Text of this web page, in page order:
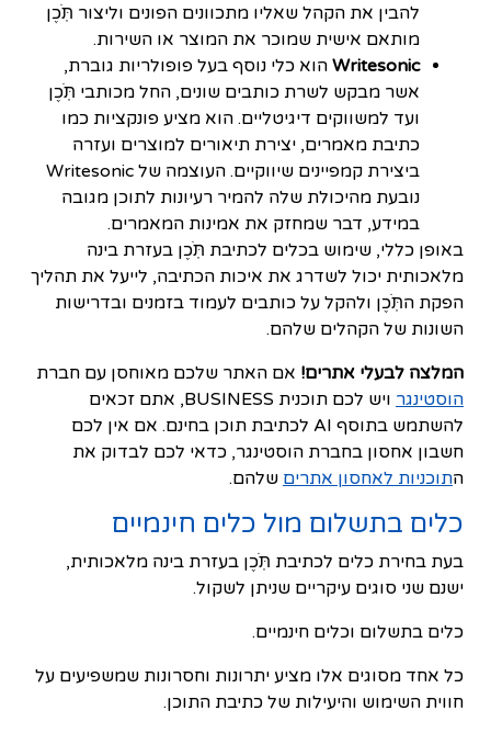
להבין את הקהל שאליו מתכוונים הפונים וליצור תֹּֽכֶן
מותאם אישית שמוכר את המוצר או השירות.
Writesonic הוא כלי נוסף בעל פופולריות גוברת,
אשר מבקש לשרת כותבים שונים, החל מכותבי תֹּֽכֶן
ועד למשווקים דיגיטליים. הוא מציע פונקציות כמו
כתיבת מאמרים, יצירת תיאורים למוצרים ועזרה
ביצירת קמפיינים שיווקיים. העוצמה של Writesonic
נובעת מהיכולת שלה להמיר רעיונות לתוכן מגובה
במידע, דבר שמחזק את אמינות המאמרים.
באופן כללי, שימוש בכלים לכתיבת תֹּֽכֶן בעזרת בינה
מלאכותית יכול לשדרג את איכות הכתיבה, לייעל את תהליך
הפקת התֹּֽכֶן ולהקל על כותבים לעמוד בזמנים ובדרישות
השונות של הקהלים שלהם.
המלצה לבעלי אתרים! אם האתר שלכם מאוחסן עם חברת
הוסטינגר
ויש לכם תוכנית BUSINESS, אתם זכאים
להשתמש בתוסף AI לכתיבת תוכן בחינם. אם אין לכם
חשבון אחסון בחברת הוסטינגר, כדאי לכם לבדוק את
התוכניות לאחסון אתרים שלהם.
כלים בתשלום מול כלים חינמיים
בעת בחירת כלים לכתיבת תֹּֽכֶן בעזרת בינה מלאכותית,
ישנם שני סוגים עיקריים שניתן לשקול.
כלים בתשלום וכלים חינמיים.
כל אחד מסוגים אלו מציע יתרונות וחסרונות שמשפיעים על
חווית השימוש והיעילות של כתיבת התוכן.